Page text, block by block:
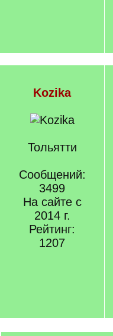
Kozika
Тольятти
Сообщений:
3499
На сайте с
2014 г.
Рейтинг:
1207